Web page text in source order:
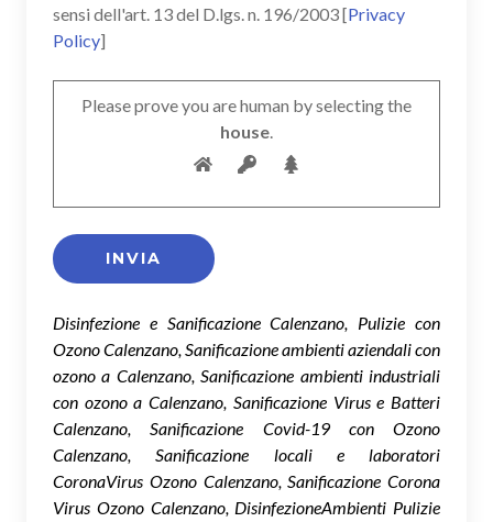
sensi dell'art. 13 del D.lgs. n. 196/2003 [Privacy
Policy]
Please prove you are human by selecting the
house.
Disinfezione e Sanificazione Calenzano, Pulizie con
Ozono Calenzano, Sanificazione ambienti aziendali con
ozono a Calenzano, Sanificazione ambienti industriali
con ozono a Calenzano, Sanificazione Virus e Batteri
Calenzano, Sanificazione Covid-19 con Ozono
Calenzano, Sanificazione locali e laboratori
CoronaVirus Ozono Calenzano, Sanificazione Corona
Virus Ozono Calenzano, DisinfezioneAmbienti Pulizie